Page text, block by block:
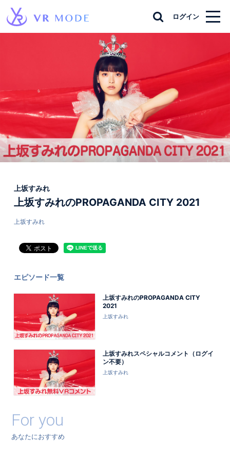
ログイン
上坂すみれ
上坂すみれのPROPAGANDA CITY 2021
上坂すみれ
エピソード一覧
上坂すみれのPROPAGANDA CITY
2021
上坂すみれ
上坂すみれスペシャルコメント（ログイ
ン不要）
上坂すみれ
For you
あなたにおすすめ